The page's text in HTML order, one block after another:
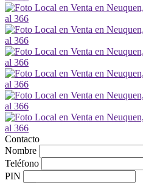
Contacto
Nombre
Teléfono
PIN